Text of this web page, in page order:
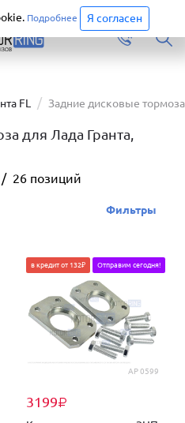
Перейти
FL Задние дисковые тормоза
для Лада Гранта,
/ 26 позиций
Фильтры
AP 0599
3199₽
в кредит от 132₽ Отправим сегодня!
Подробнее Я согласен